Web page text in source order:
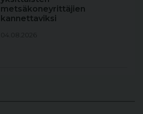
metsäkoneyrittäjien
kannettaviksi
04.08.2026